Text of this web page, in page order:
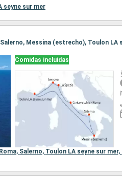
seyne sur mer
Comidas incluidas
Salerno, Toulon LA seyne sur mer,